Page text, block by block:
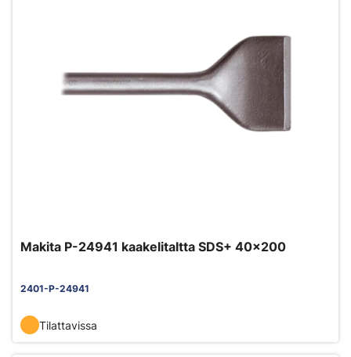
Makita P-24941 kaakelitaltta SDS+ 40x200
2401-P-24941
Tilattavissa